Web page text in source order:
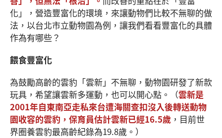
化」，營造豐富化的環境，來讓動物們比較不無聊的做
法，以台北市立動物園為例，讓我們看看豐富化的具體
作為有哪些？
餵食豐富化
為鼓勵高齡的雲豹「雲新」不無聊，動物園研發了新款
玩具，希望讓雲新多運動，也可以開心點。（雲新是
2001年自東南亞走私來台遭海關查扣沒入後轉送動物
園收容的雲豹，保育員估計雲新已經16.5歲 ，目前世
界圈養雲豹最高齡紀錄為19.8歲。）